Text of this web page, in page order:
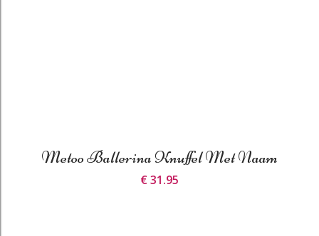
Metoo Ballerina Knuffel Met Naam
€ 31.95